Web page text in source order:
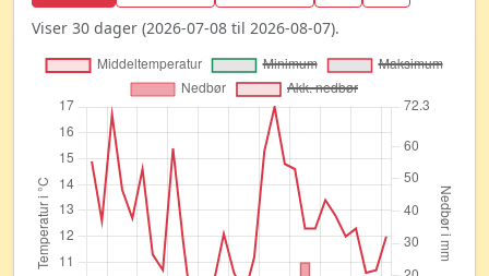
Viser 30 dager (2026-07-08 til 2026-08-07).